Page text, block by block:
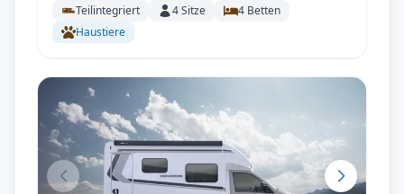
Teilintegriert 4Sitze 4 Betten
Haustiere